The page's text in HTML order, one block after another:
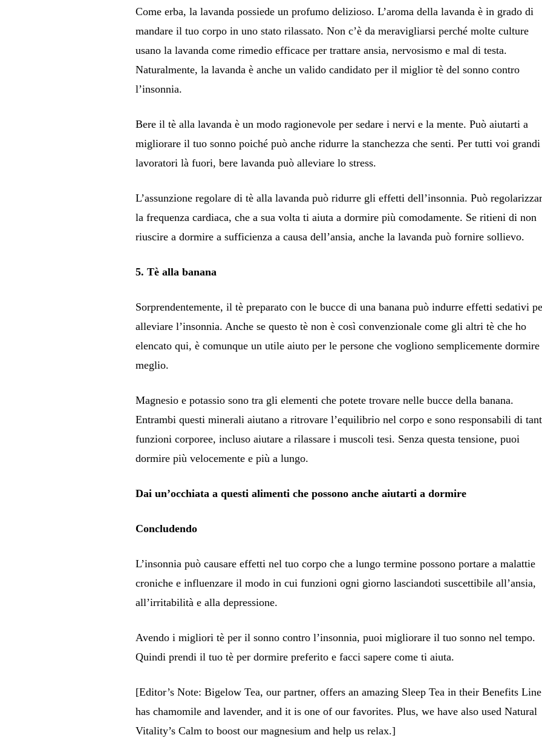
Come erba, la lavanda possiede un profumo delizioso. L’aroma della lavanda è in grado di
mandare il tuo corpo in uno stato rilassato. Non c’è da meravigliarsi perché molte culture
usano la lavanda come rimedio efficace per trattare ansia, nervosismo e mal di testa.
Naturalmente, la lavanda è anche un valido candidato per il miglior tè del sonno contro
l’insonnia.
Bere il tè alla lavanda è un modo ragionevole per sedare i nervi e la mente. Può aiutarti a
migliorare il tuo sonno poiché può anche ridurre la stanchezza che senti. Per tutti voi grandi
lavoratori là fuori, bere lavanda può alleviare lo stress.
L’assunzione regolare di tè alla lavanda può ridurre gli effetti dell’insonnia. Può
la frequenza cardiaca, che a sua volta ti aiuta a dormire più comodamente. Se ritieni di non
riuscire a dormire a sufficienza a causa dell’ansia, anche la lavanda può fornire sollievo.
5. Tè alla banana
Sorprendentemente, il tè preparato con le bucce di una banana può indurre effetti sedativi
alleviare l’insonnia. Anche se questo tè non è così convenzionale come gli altri tè che ho
elencato qui, è comunque un utile aiuto per le persone che vogliono semplicemente dormire
meglio.
Magnesio e potassio sono tra gli elementi che potete trovare nelle bucce della banana.
Entrambi questi minerali aiutano a ritrovare l’equilibrio nel corpo e sono responsabili di
funzioni corporee, incluso aiutare a rilassare i muscoli tesi. Senza questa tensione, puoi
dormire più velocemente e più a lungo.
Dai un’occhiata a questi alimenti che possono anche aiutarti a dormire
Concludendo
L’insonnia può causare effetti nel tuo corpo che a lungo termine possono portare a malattie
croniche e influenzare il modo in cui funzioni ogni giorno lasciandoti suscettibile all’ansia,
all’irritabilità e alla depressione.
Avendo i migliori tè per il sonno contro l’insonnia, puoi migliorare il tuo sonno nel tempo.
Quindi prendi il tuo tè per dormire preferito e facci sapere come ti aiuta.
[Editor’s Note: Bigelow Tea, our partner, offers an amazing Sleep Tea in their Benefits
has chamomile and lavender, and it is one of our favorites. Plus, we have also used Natural
Vitality’s Calm to boost our magnesium and help us relax.]